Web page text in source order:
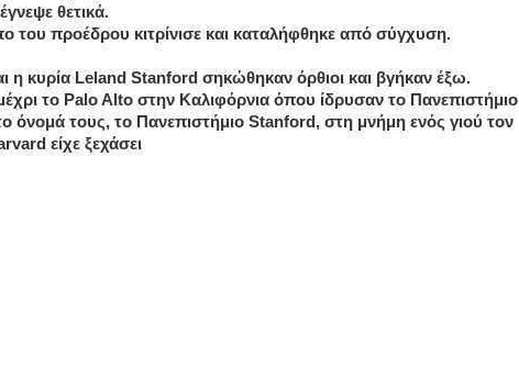
θετικά.
του προέδρου κιτρίνισε και καταλήφθηκε από σύγχυση.
η κυρία Leland Stanford σηκώθηκαν όρθιοι και βγήκαν έξω.
το Palo Alto στην Καλιφόρνια όπου ίδρυσαν το Πανεπιστήμιο
όνομά τους, το Πανεπιστήμιο Stanford, στη μνήμη ενός γιού τον
είχε ξεχάσει